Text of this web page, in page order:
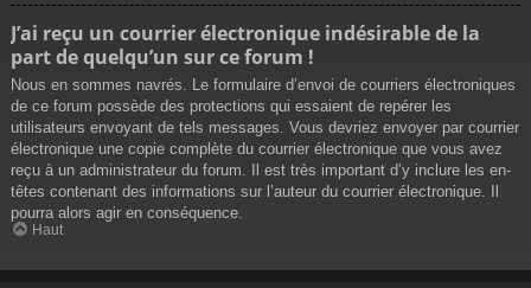
J’ai reçu un courrier électronique indésirable de la
part de quelqu’un sur ce forum !
Nous en sommes navrés. Le formulaire d’envoi de courriers électroniques
de ce forum possède des protections qui essaient de repérer les
utilisateurs envoyant de tels messages. Vous devriez envoyer par courrier
électronique une copie complète du courrier électronique que vous avez
reçu à un administrateur du forum. Il est très important d’y inclure les en-
têtes contenant des informations sur l’auteur du courrier électronique. Il
pourra alors agir en conséquence.
Haut